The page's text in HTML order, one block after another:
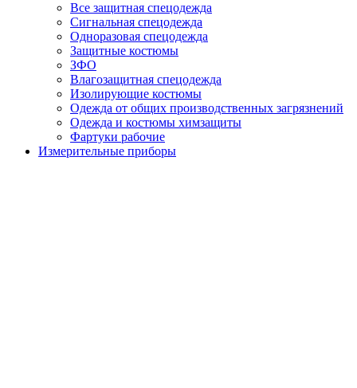
Все защитная спецодежда
Сигнальная спецодежда
Одноразовая спецодежда
Защитные костюмы
ЗФО
Влагозащитная спецодежда
Изолирующие костюмы
Одежда от общих производственных загрязнений
Одежда и костюмы химзащиты
Фартуки рабочие
Измерительные приборы